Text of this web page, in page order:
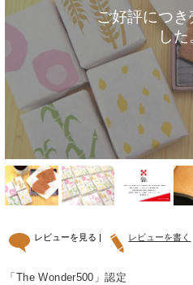
ご好評につ
した
レビューを見る | レビューを書く
「The Wonder500」認定